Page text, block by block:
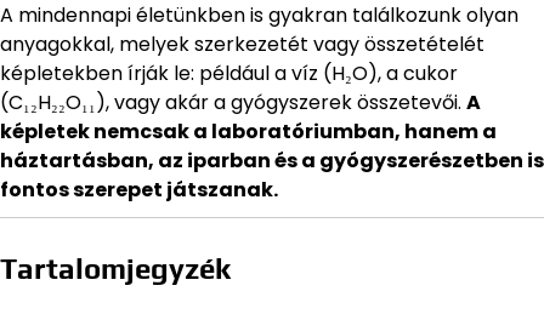
A mindennapi életünkben is gyakran találkozunk olyan
anyagokkal, melyek szerkezetét vagy összetételét
képletekben írják le: például a víz (H₂O), a cukor
(C₁₂H₂₂O₁₁), vagy akár a gyógyszerek összetevői. A
képletek nemcsak a laboratóriumban, hanem a
háztartásban, az iparban és a gyógyszerészetben is
fontos szerepet játszanak.
Tartalomjegyzék